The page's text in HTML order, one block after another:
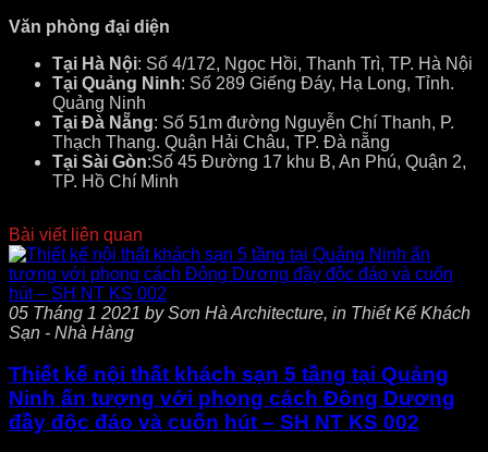
Văn phòng đại diện
Tại Hà Nội: Số 4/172, Ngọc Hồi, Thanh Trì, TP. Hà Nội
Tại Quảng Ninh: Số 289 Giếng Đáy, Hạ Long, Tỉnh.
Quảng Ninh
Tại Đà Nẵng: Số 51m đường Nguyễn Chí Thanh, P.
Thạch Thang. Quận Hải Châu, TP. Đà nẵng
Tại Sài Gòn:Số 45 Đường 17 khu B, An Phú, Quận 2,
TP. Hồ Chí Minh
Bài viết liên quan
05 Tháng 1 2021 by Sơn Hà Architecture, in Thiết Kế Khách
Sạn - Nhà Hàng
Thiết kế nội thất khách sạn 5 tầng tại Quảng
Ninh ấn tượng với phong cách Đông Dương
đầy độc đáo và cuốn hút – SH NT KS 002